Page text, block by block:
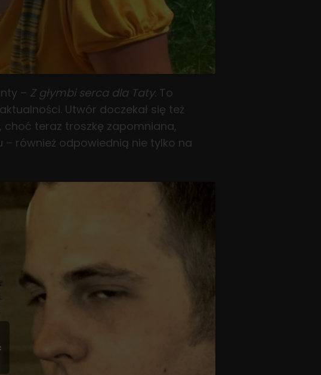
– Z głymbi serca dla Taty. To
Utwór doczekał się też
choć teraz troszkę zapomniana,
również odpowiednią nie tylko na